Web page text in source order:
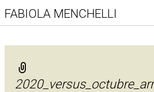
FABIOLA MENCHELLI